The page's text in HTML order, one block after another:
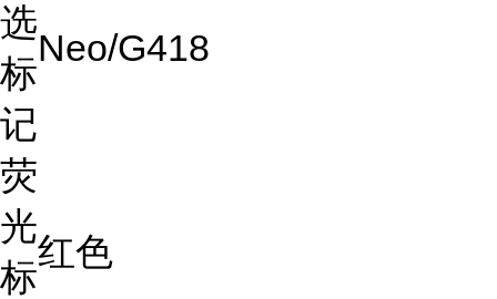
选
标
记
Neo/G418
荧
光
标
红色